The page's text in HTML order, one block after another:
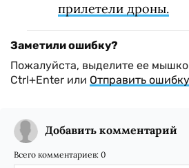
прилетели дроны.
Заметили ошибку?
Пожалуйста, выделите ее
Ctrl+Enter или Отправить ошибку
Добавить комментарий
Всего комментариев: 0